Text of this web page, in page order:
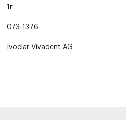
1г
073-1376
Ivoclar Vivadent AG